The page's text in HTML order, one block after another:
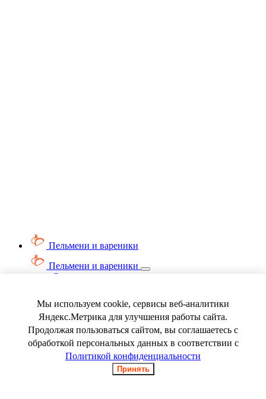
Пельмени и вареники
Пельмени и вареники
Смотреть весь раздел
Ягода замороженная
Мы используем cookie, сервисы веб-аналитики
Яндекс.Метрика для улучшения работы сайта.
Продолжая пользоваться сайтом, вы соглашаетесь с
обработкой персональных данных в соответствии с
Политикой конфиденциальности
Принять